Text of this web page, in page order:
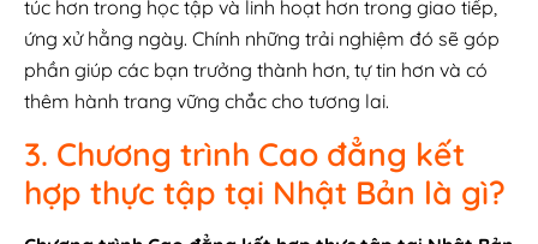
túc hơn trong học tập và linh hoạt hơn trong giao tiếp,
ứng xử hằng ngày. Chính những trải nghiệm đó sẽ góp
phần giúp các bạn trưởng thành hơn, tự tin hơn và có
thêm hành trang vững chắc cho tương lai.
3. Chương trình Cao đẳng kết
hợp thực tập tại Nhật Bản là gì?